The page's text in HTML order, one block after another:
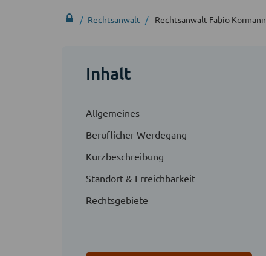
Rechtsanwalt Rechtsanwalt Fabio Kormann
Inhalt
Allgemeines
Beruflicher Werdegang
Kurzbeschreibung
Standort & Erreichbarkeit
Rechtsgebiete